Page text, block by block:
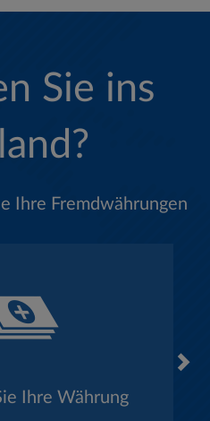
Sie ins
Ihre Fremdwährungen
Ihre Währung